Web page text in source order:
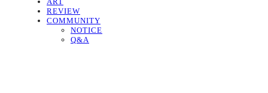
REVIEW
COMMUNITY
NOTICE
Q&A